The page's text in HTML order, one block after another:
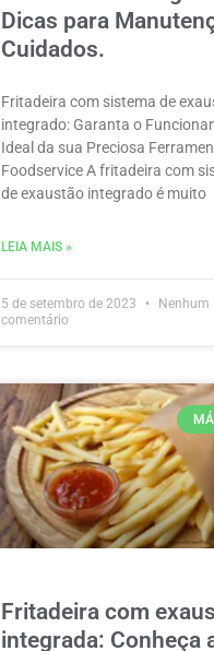
Dicas para
Cuidados.
Fritadeira com sistema de
integrado: Garanta o
Ideal da sua Preciosa
Foodservice A fritadeira com
de exaustão integrado é muito
LEIA MAIS »
5 de setembro de 2023
Nenhum
comentário
Fritadeira com
integrada: Conheça